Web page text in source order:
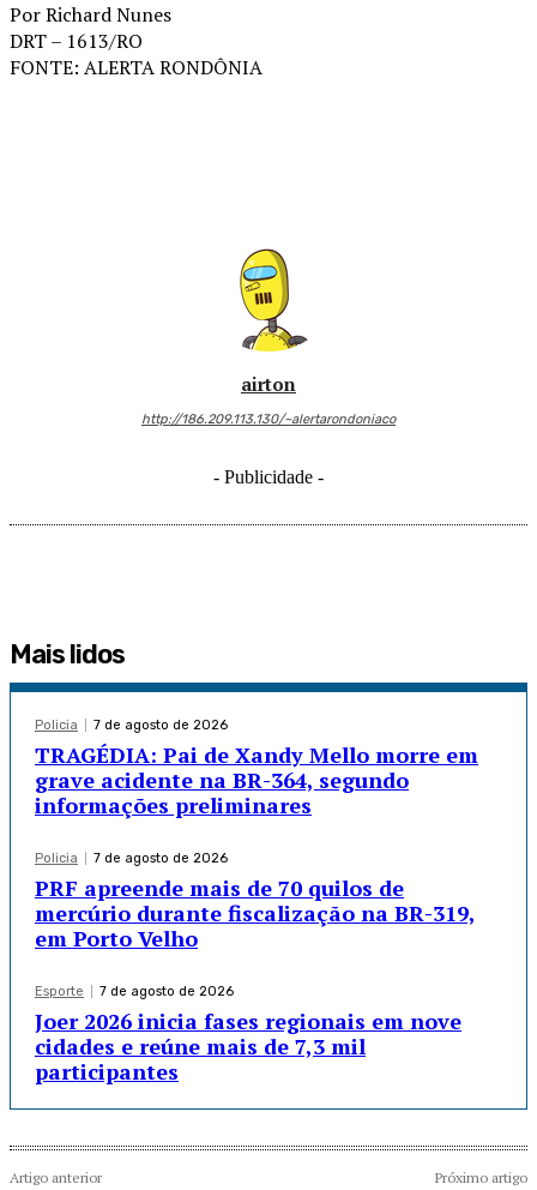
Por Richard Nunes
DRT – 1613/RO
FONTE: ALERTA RONDÔNIA
airton
http://186.209.113.130/~alertarondoniaco
- Publicidade -
Mais lidos
Policia 7 de agosto de 2026
TRAGÉDIA: Pai de Xandy Mello morre em
grave acidente na BR-364, segundo
informações preliminares
Policia 7 de agosto de 2026
PRF apreende mais de 70 quilos de
mercúrio durante fiscalização na BR-319,
em Porto Velho
Esporte 7 de agosto de 2026
Joer 2026 inicia fases regionais em nove
cidades e reúne mais de 7,3 mil
participantes
Artigo anterior Próximo artigo